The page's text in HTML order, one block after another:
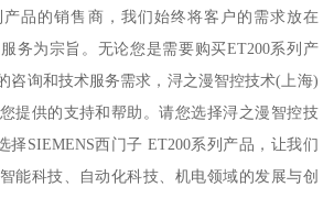
品的销售商，我们始终将客户的需求放在
务为宗旨。无论您是需要购买ET200系列产
咨询和技术服务需求，浔之漫智控技术(上海)
提供的支持和帮助。请您选择浔之漫智控技
择SIEMENS西门子 ET200系列产品，让我们
能科技、自动化科技、机电领域的发展与创